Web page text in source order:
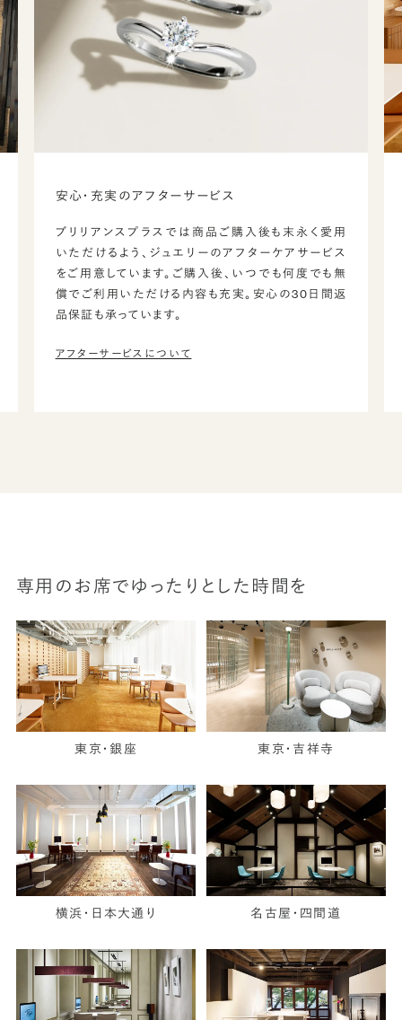
安心・充実のアフターサービス
ブリリアンスプラスでは商品ご購入後も末永く愛用
いただけるよう、ジュエリーのアフターケアサービス
をご用意しています。ご購入後、いつでも何度でも無
償でご利用いただける内容も充実。安心の30日間返
品保証も承っています。
アフターサービスについて
専用のお席でゆったりとした時間を
東京・銀座 東京・吉祥寺
横浜・日本大通り 名古屋・四間道